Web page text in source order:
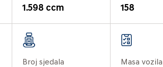
1.598 ccm 158
Broj sjedala Masa